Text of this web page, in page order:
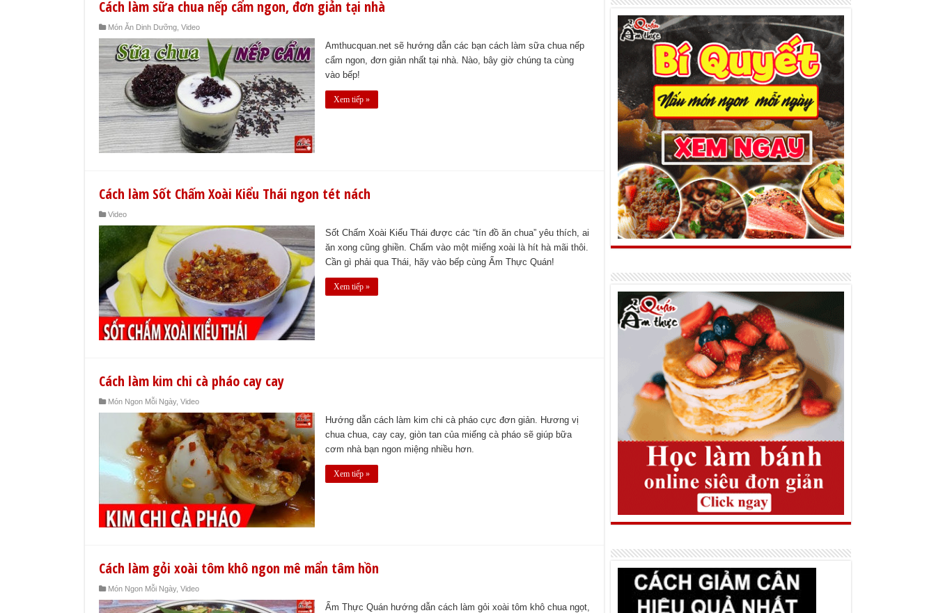
Cách làm sữa chua nếp cẩm ngon, đơn giản tại nhà
Món Ăn Dinh Dưỡng Video
Amthucquan.net sẽ hướng dẫn các bạn cách làm sữa chua nếp
cẩm ngon, đơn giản nhất tại nhà. Nào, bây giờ chúng ta cùng
vào bếp!
Xem tiếp »
Cách làm Sốt Chấm Xoài Kiểu Thái ngon tét nách
Video
Sốt Chấm Xoài Kiểu Thái được các “tín đồ ăn chua” yêu thích, ai
ăn xong cũng ghiền. Chấm vào một miếng xoài là hít hà mãi thôi.
Cần gì phải qua Thái, hãy vào bếp cùng Ẩm Thực Quán!
Xem tiếp »
Cách làm kim chi cà pháo cay cay
Món Ngon Mỗi Ngày, Video
Hướng dẫn cách làm kim chi cà pháo cực đơn giản. Hương vị
chua chua, cay cay, giòn tan của miếng cà pháo sẽ giúp bữa
cơm nhà bạn ngon miệng nhiều hơn.
Xem tiếp »
Cách làm gỏi xoài tôm khô ngon mê mẩn tâm hồn
Món Ngon Mỗi Ngày, Video
Ẩm Thực Quán hướng dẫn cách làm gỏi xoài tôm khô chua ngọt,